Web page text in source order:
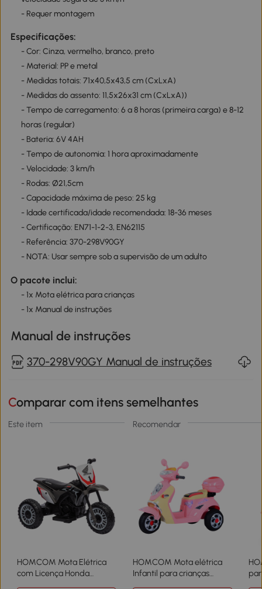
- Requer montagem
Especificações:
- Cor: Cinza, vermelho, branco, preto
- Material: PP e metal
- Medidas totais: 71x40,5x43,5 cm (CxLxA)
- Medidas do assento: 11,5x26x31 cm (CxLxA))
- Tempo de carregamento: 6 a 8 horas (primeira carga) e 8-12
horas (regular)
- Bateria: 6V 4AH
- Tempo de autonomia: 1 hora aproximadamente
- Velocidade: 3 km/h
- Rodas: Ø21,5cm
- Capacidade máxima de peso: 25 kg
- Idade certificada/idade recomendada: 18-36 meses
- Certificação: EN71-1-2-3, EN62115
- Referência: 370-298V90GY
- NOTA: Usar sempre sob a supervisão de um adulto
O pacote inclui:
- 1x Mota elétrica para crianças
- 1x Manual de instruções
Manual de instruções
370-298V90GY Manual de instruções
Comparar com itens semelhantes
Este item Recomendar
HOMCOM Mota Elétrica
com Licença Honda
HOMCOM Mota elétrica
Infantil para crianças